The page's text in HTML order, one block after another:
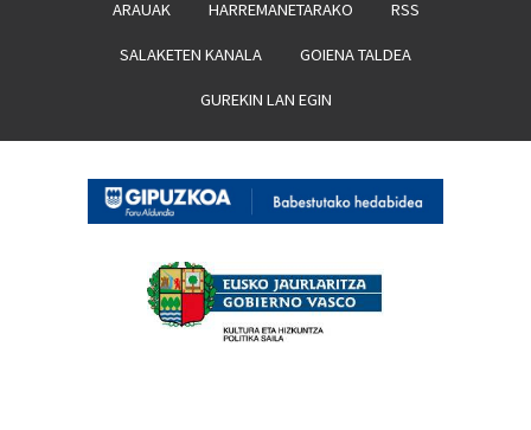
ARAUAK HARREMANETARAKO RSS
SALAKETEN KANALA GOIENA TALDEA
GUREKIN LAN EGIN